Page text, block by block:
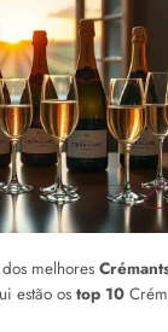
melhores
estão os top 10